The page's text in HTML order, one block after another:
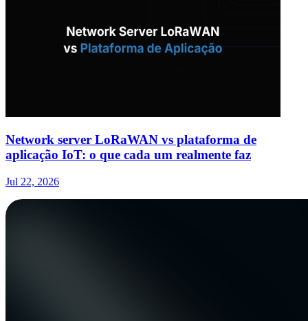
Network server LoRaWAN vs plataforma de
aplicação IoT: o que cada um realmente faz
Jul 22, 2026